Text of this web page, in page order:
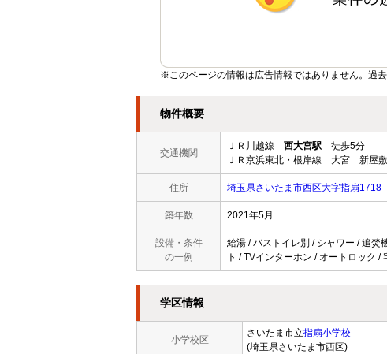
※このページの情報は広告情報ではありません。過
物件概要
交通機関
ＪＲ川越線 西大宮駅 徒歩5分
ＪＲ京浜東北・根岸線 大宮 新
住所 埼玉県さいたま市西区大字指扇1718
築年数 2021年5月
設備・条件
の一例
給湯 / バストイレ別 / シャワー / 追焚
ト / TVインターホン / オートロック
学区情報
小学校区
さいたま市立指扇小学校
(埼玉県さいたま市西区)